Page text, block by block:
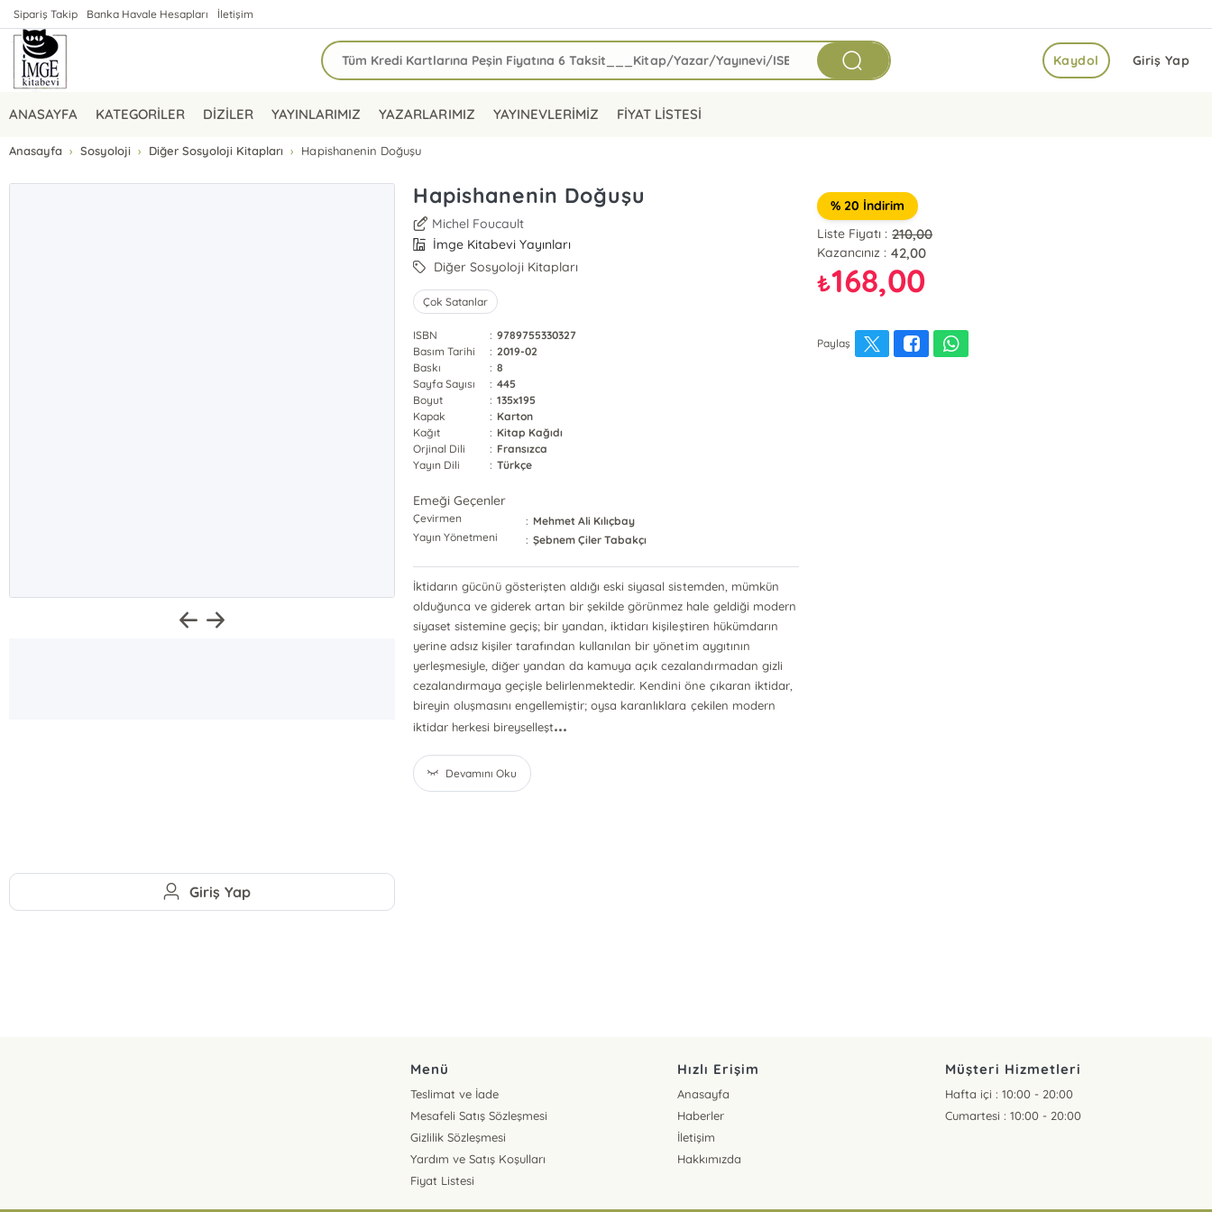
Sipariş Takip Banka Havale Hesapları İletişim
Giriş Yap
Kaydol
ANASAYFA KATEGORİLER DİZİLER YAYINLARIMIZ YAZARLARIMIZ YAYINEVLERİMİZ FİYAT LİSTESİ
Anasayfa Sosyoloji Diğer Sosyoloji Kitapları Hapishanenin Doğuşu
Hapishanenin Doğuşu
Michel Foucault
İmge Kitabevi Yayınları
Diğer Sosyoloji Kitapları
Çok Satanlar
ISBN : 9789755330327
Basım Tarihi
: 2019-02
Baskı
: 8
Sayfa Sayısı
: 445
Boyut
: 135x195
Kapak
: Karton
Kağıt
: Kitap Kağıdı
Orjinal Dili
: Fransızca
Yayın Dili
: Türkçe
Emeği Geçenler
Çevirmen : Mehmet Ali Kılıçbay
Yayın Yönetmeni
: Şebnem Çiler Tabakçı
İktidarın gücünü gösterişten aldığı eski siyasal sistemden, mümkün
olduğunca ve giderek artan bir şekilde görünmez hale geldiği modern
siyaset sistemine geçiş; bir yandan, iktidarı kişileştiren hükümdarın
yerine adsız kişiler tarafından kullanılan bir yönetim aygıtının
yerleşmesiyle, diğer yandan da kamuya açık cezalandırmadan gizli
cezalandırmaya geçişle belirlenmektedir. Kendini öne çıkaran iktidar,
bireyin oluşmasını engellemiştir; oysa karanlıklara çekilen modern
iktidar herkesi bireyselleşt...
Devamını Oku
% 20 İndirim
Liste Fiyatı : 210,00
Kazancınız : 42,00
₺168,00
Paylaş
Giriş Yap
Menü
Teslimat ve İade
Mesafeli Satış Sözleşmesi
Gizlilik Sözleşmesi
Yardım ve Satış Koşulları
Fiyat Listesi
Hızlı Erişim
Anasayfa
Haberler
İletişim
Hakkımızda
Müşteri Hizmetleri
Hafta içi : 10:00 - 20:00
Cumartesi : 10:00 - 20:00